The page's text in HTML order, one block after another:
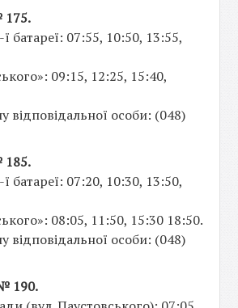
батареї: 07:55, 10:50, 13:55,
09:15, 12:25, 15:40,
відповідальної особи: (048)
батареї: 07:20, 10:30, 13:50,
08:05, 11:50, 15:30 18:50.
відповідальної особи: (048)
190.